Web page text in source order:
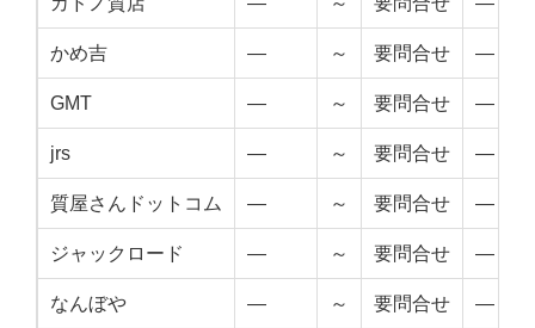
かめ吉 — ～ 要問合せ —
GMT — ～ 要問合せ —
jrs — ～ 要問合せ —
質屋さんドットコム — ～ 要問合せ —
ジャックロード — ～ 要問合せ —
なんぼや — ～ 要問合せ —